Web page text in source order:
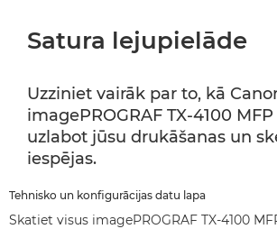
Satura lejupielāde
Uzziniet vairāk par to, kā
imagePROGRAF TX-4100
uzlabot jūsu drukāšanas un
iespējas.
Tehnisko un konfigurācijas datu lapa
Skatiet visus imagePROGRAF TX-4100